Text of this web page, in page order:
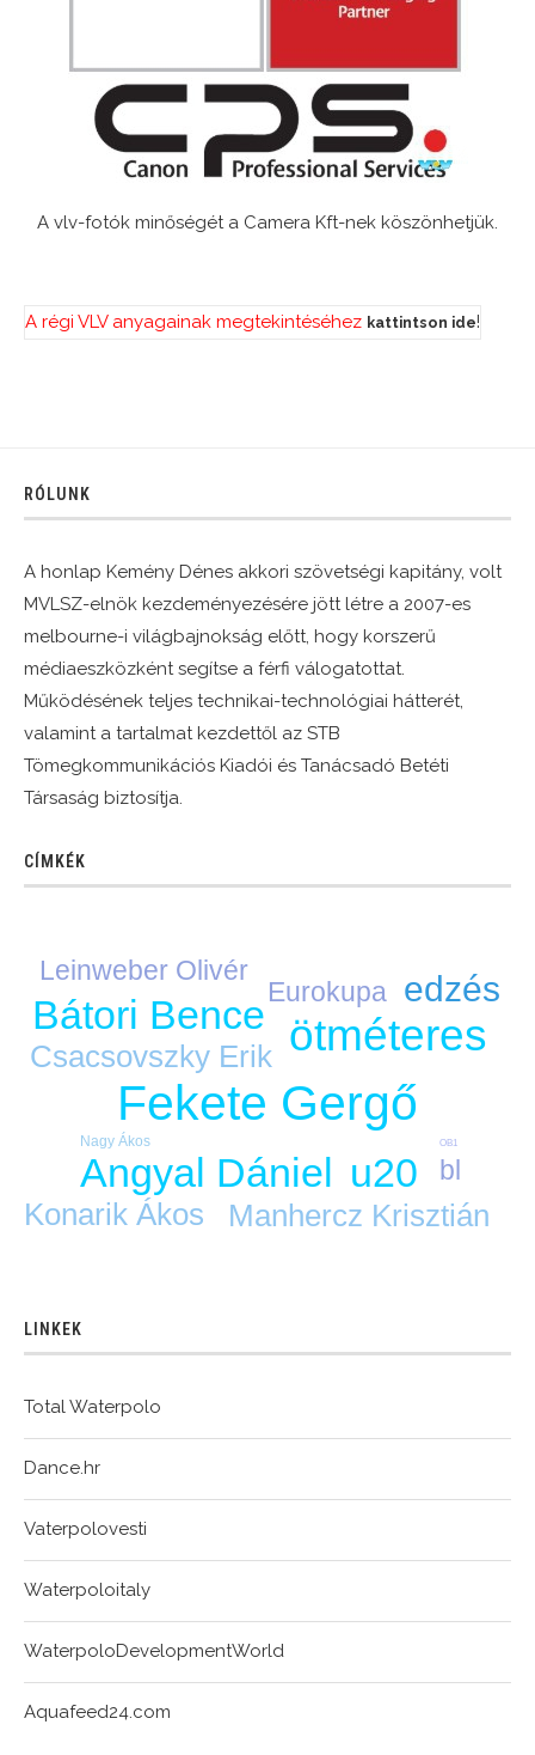
A vlv-fotók minőségét a Camera Kft-nek köszönhetjük.
A régi VLV anyagainak megtekintéséhez kattintson ide!
RÓLUNK
A honlap Kemény Dénes akkori szövetségi kapitány, volt
MVLSZ-elnök kezdeményezésére jött létre a 2007-es
melbourne-i világbajnokság előtt, hogy korszerű
médiaeszközként segítse a férfi válogatottat.
Működésének teljes technikai-technológiai hátterét,
valamint a tartalmat kezdettől az STB
Tömegkommunikációs Kiadói és Tanácsadó Betéti
Társaság biztosítja.
CÍMKÉK
Fekete Gergő
ötméteres
Angyal Dániel
Bátori Bence
u20
edzés
Csacsovszky Erik
Konarik Ákos Manhercz Krisztián
bl
Eurokupa
Leinweber Olivér
Nagy Ákos OB1
LINKEK
Total Waterpolo
Dance.hr
Vaterpolovesti
Waterpoloitaly
WaterpoloDevelopmentWorld
Aquafeed24.com